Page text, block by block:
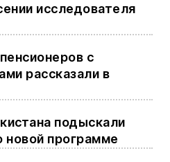
исследователя
с
рассказали в
подыскали
программе